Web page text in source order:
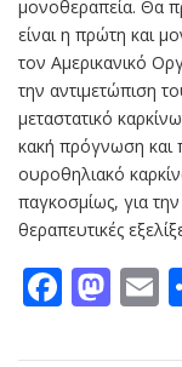
μονοθεραπεία. Θα
είναι η πρώτη και
τον Αμερικανικό
την αντιμετώπιση
μεταστατικό
κακή πρόγνωση και
ουροθηλιακό
παγκοσμίως, για
θεραπευτικές